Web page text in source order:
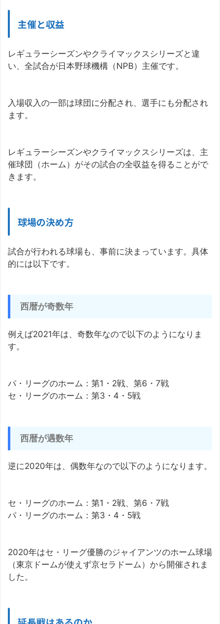
主催と収益
レギュラーシーズンやクライマックスシリーズと違
い、全試合が日本野球機構（NPB）主催です。
入場収入の一部は球団に分配され、選手にも分配され
ます。
レギュラーシーズンやクライマックスシリーズは、主
催球団（ホーム）がその試合の全収益を得ることがで
きます。
球場の決め方
試合が行われる球場も、事前に決まっています。具体
的には以下です。
西暦が奇数年
例えば2021年は、奇数年なので以下のようになりま
す。
パ・リーグのホーム：第1・2戦、第6・7戦
セ・リーグのホーム：第3・4・5戦
西暦が遇数年
逆に2020年は、偶数年なので以下のようになります。
セ・リーグのホーム：第1・2戦、第6・7戦
パ・リーグのホーム：第3・4・5戦
2020年はセ・リーグ優勝のジャイアンツのホーム球場
（東京ドームが使えず京セラドーム）から開催されま
した。